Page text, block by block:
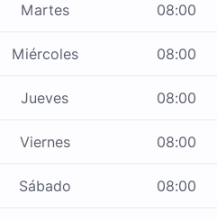
Martes 08:00
Miércoles 08:00
Jueves 08:00
Viernes 08:00
Sábado 08:00